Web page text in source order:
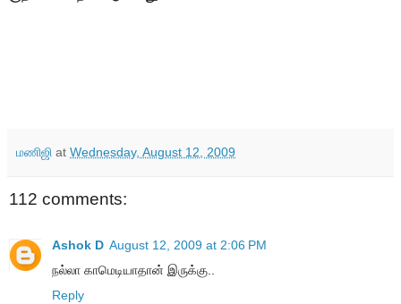
மணிஜி at Wednesday, August 12, 2009
112 comments:
Ashok D August 12, 2009 at 2:06 PM
நல்லா காமெடியாதான் இருக்கு..
Reply